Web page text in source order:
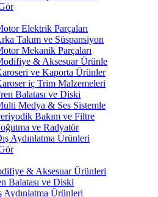
Elektrik Parçaları
Takım ve Süspansiyon
Mekanik Parçaları
& Aksesuar Ürünle
ve Kaporta Ürünler
iç Trim Malzemeleri
Balatası ve Diski
Medya & Ses Sistemle
Bakım ve Filtre
ve Radyatör
Aydınlatma Ürünleri
& Aksesuar Ürünleri
Balatası ve Diski
Aydınlatma Ürünleri